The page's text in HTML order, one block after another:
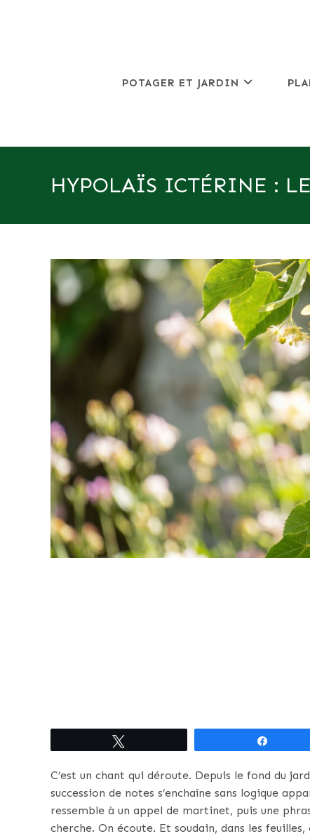
POTAGER ET JARDIN
HYPOLAÏS ICTÉRINE :
C’est un chant qui déroute. Depuis le fond du
succession de notes s’enchaîne sans logique
ressemble à un appel de martinet, puis une
cherche. On écoute. Et soudain, dans les